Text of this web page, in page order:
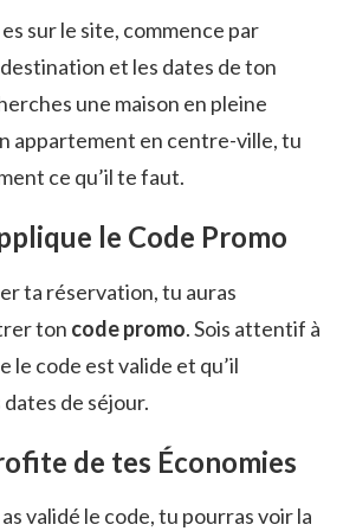
sur le site, commence par
et les dates de ton
une maison en pleine
appartement en centre-ville, tu
ce qu’il te faut.
le Code Promo
ta réservation, tu auras
ton code promo. Sois attentif à
le code est valide et qu’il
dates de séjour.
de tes Économies
validé le code, tu pourras voir la